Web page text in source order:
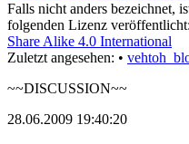
Falls nicht anders bezeichnet,
folgenden Lizenz veröffentlicht:
Share Alike 4.0 International
Zuletzt angesehen: •
~~DISCUSSION~~
28.06.2009 19:40:20